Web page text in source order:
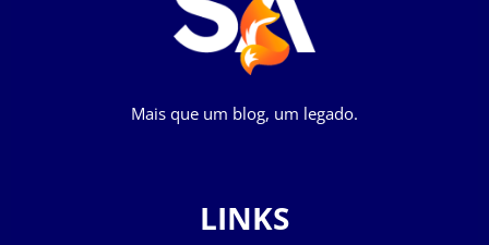
Mais que um blog, um legado.
LINKS